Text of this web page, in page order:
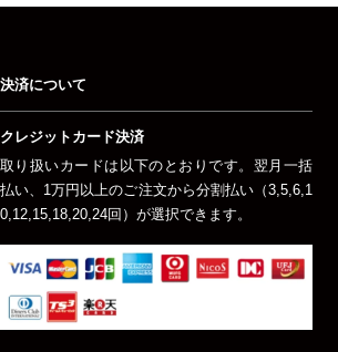
決済について
クレジットカード決済
取り扱いカードは以下のとおりです。翌月一括
払い、1万円以上のご注文から分割払い（3,5,6,1
0,12,15,18,20,24回）が選択できます。